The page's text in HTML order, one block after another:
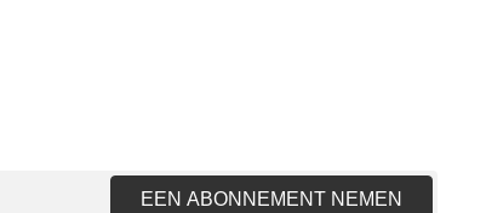
EEN ABONNEMENT NEMEN